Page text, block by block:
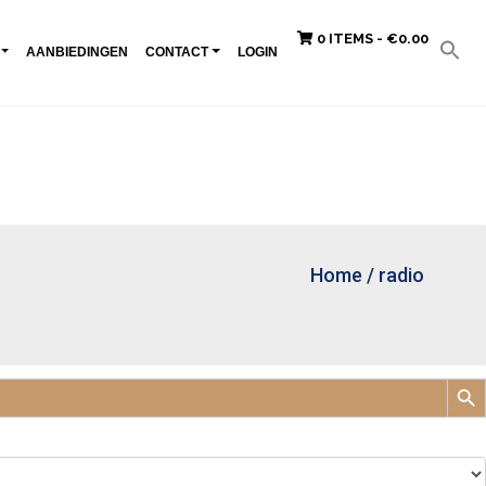
AANBIEDINGEN CONTACT LOGIN
0 ITEMS - €0.00
Home / radio